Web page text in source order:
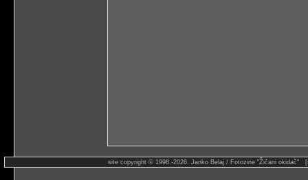
site copyright © 1998.-2026. Janko Belaj / Fotozine "Žičani okidač"